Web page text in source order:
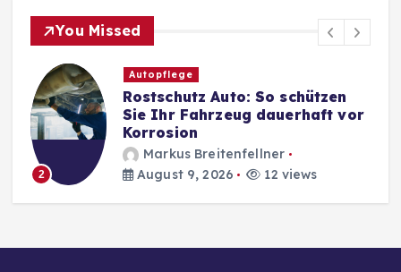
You Missed
2
Autopflege
Rostschutz Auto: So schützen
Sie Ihr Fahrzeug dauerhaft vor
Korrosion
Markus Breitenfellner
August 9, 2026
12 views